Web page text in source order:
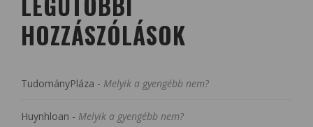
HOZZÁSZÓLÁSOK
TudományPláza - Melyik a gyengébb nem?
Huynhloan - Melyik a gyengébb nem?